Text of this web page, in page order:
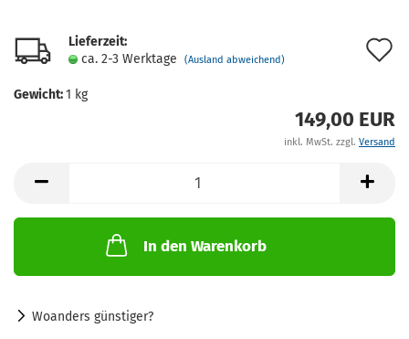
Lieferzeit:
ca. 2-3 Werktage
(Ausland abweichend)
Gewicht:1 kg
149,00 EUR
inkl. MwSt. zzgl. Versand
In den Warenkorb
Woanders günstiger?